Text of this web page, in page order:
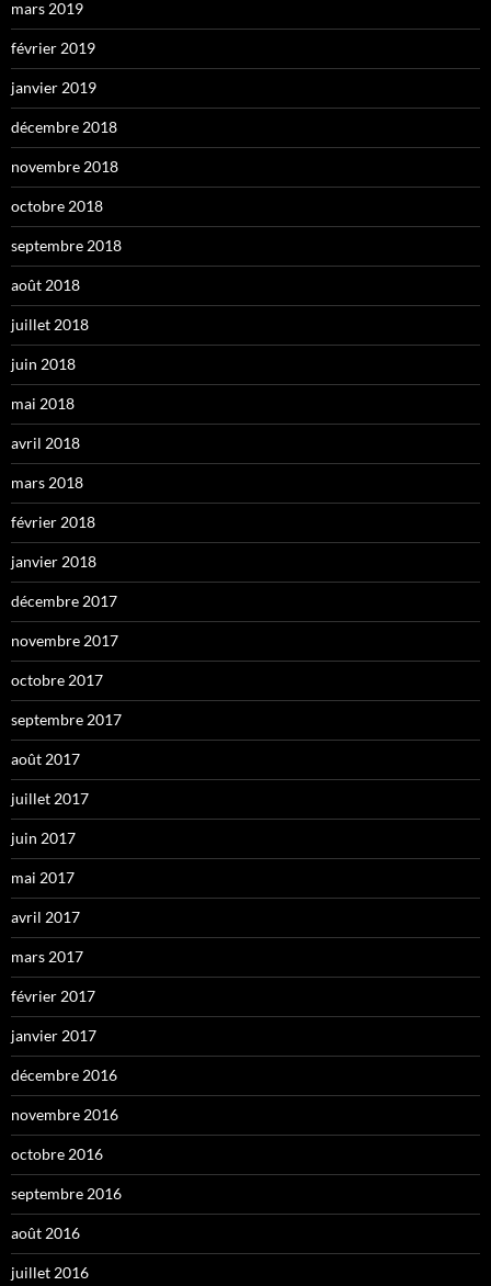
mars 2019
février 2019
janvier 2019
décembre 2018
novembre 2018
octobre 2018
septembre 2018
août 2018
juillet 2018
juin 2018
mai 2018
avril 2018
mars 2018
février 2018
janvier 2018
décembre 2017
novembre 2017
octobre 2017
septembre 2017
août 2017
juillet 2017
juin 2017
mai 2017
avril 2017
mars 2017
février 2017
janvier 2017
décembre 2016
novembre 2016
octobre 2016
septembre 2016
août 2016
juillet 2016